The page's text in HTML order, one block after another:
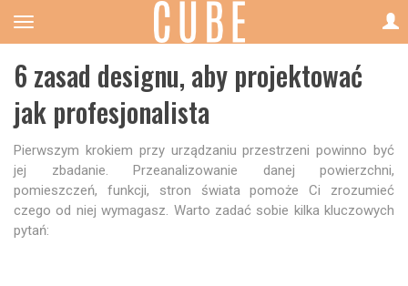
6 zasad designu, aby projektować
jak profesjonalista
Pierwszym krokiem przy urządzaniu przestrzeni powinno być
jej zbadanie. Przeanalizowanie danej powierzchni,
pomieszczeń, funkcji, stron świata pomoże Ci zrozumieć
czego od niej wymagasz. Warto zadać sobie kilka kluczowych
pytań: